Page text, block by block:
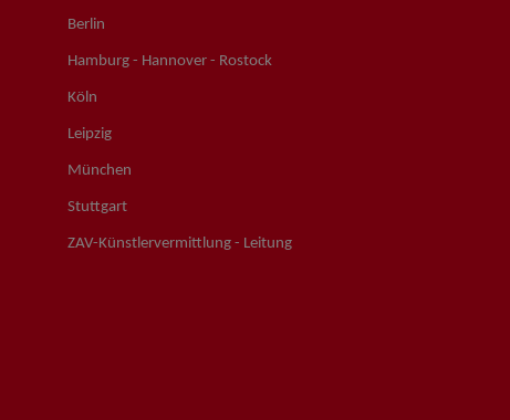
Berlin
Hamburg - Hannover - Rostock
Köln
Leipzig
München
Stuttgart
ZAV-Künstlervermittlung - Leitung